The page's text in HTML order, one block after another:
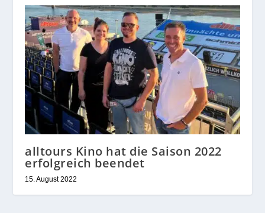
alltours Kino hat die Saison 2022
erfolgreich beendet
15. August 2022